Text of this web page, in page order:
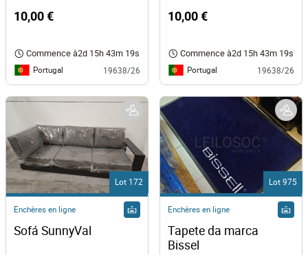
10,00 €
Commence à2d 15h 43m 19s
Portugal 19638/26
10,00 €
Commence à2d 15h 43m 19s
Portugal 19638/26
Lot 172
Enchères en ligne
Sofá SunnyVal
Lot 975
Enchères en ligne
Tapete da marca